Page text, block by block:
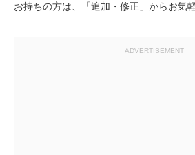
お持ちの方は、「追加・修正」からお気
ADVERTISEMENT